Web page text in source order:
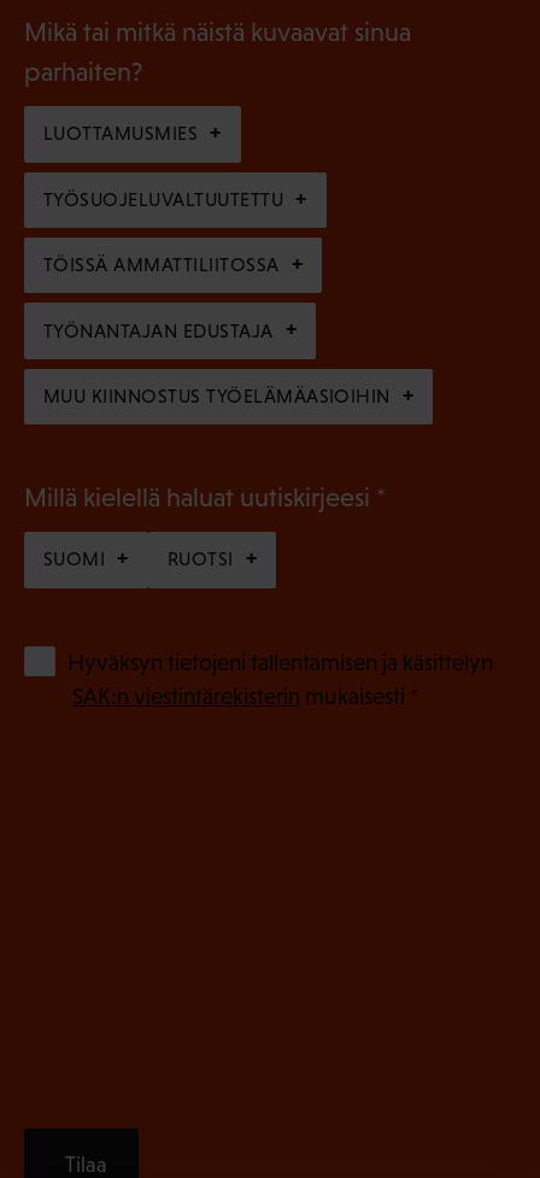
n
e
)
l
i
n
e
n
)
l
i
n
e
n
)
Mikä tai mitkä näistä kuvaavat sinua
parhaiten?
LUOTTAMUSMIES
TYÖSUOJELUVALTUUTETTU
TÖISSÄ AMMATTILIITOSSA
TYÖNANTAJAN EDUSTAJA
MUU KIINNOSTUS TYÖELÄMÄASIOIHIN
Millä kielellä haluat uutiskirjeesi
o
l
SUOMI RUOTSI
Hyväksyn tietojeni tallentamisen ja käsittelyn
SAK:n viestintärekisterin mukaisesti *
Tilaa